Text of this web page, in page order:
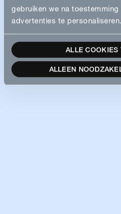
gebruiken we na
advertenties te personaliseren.
ALLE COOKIES
ALLEEN